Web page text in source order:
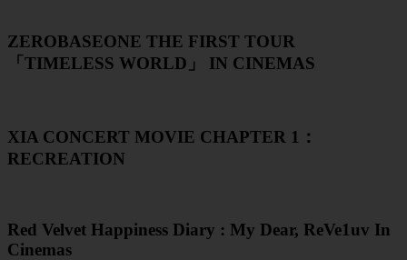
ZEROBASEONE THE FIRST TOUR
「TIMELESS WORLD」 IN CINEMAS
XIA CONCERT MOVIE CHAPTER 1：
RECREATION
Red Velvet Happiness Diary : My Dear, ReVe1uv In
Cinemas